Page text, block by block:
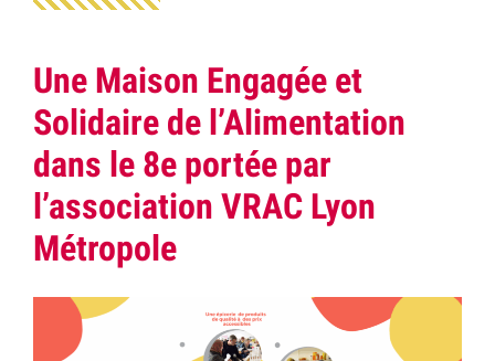
Une Maison Engagée et
Solidaire de l’Alimentation
dans le 8e portée par
l’association VRAC Lyon
Métropole